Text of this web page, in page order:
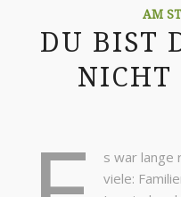
AM
DU BIST
NICHT
s war lange
viele: